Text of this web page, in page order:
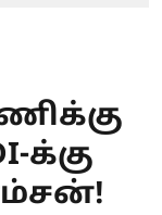
க்கு